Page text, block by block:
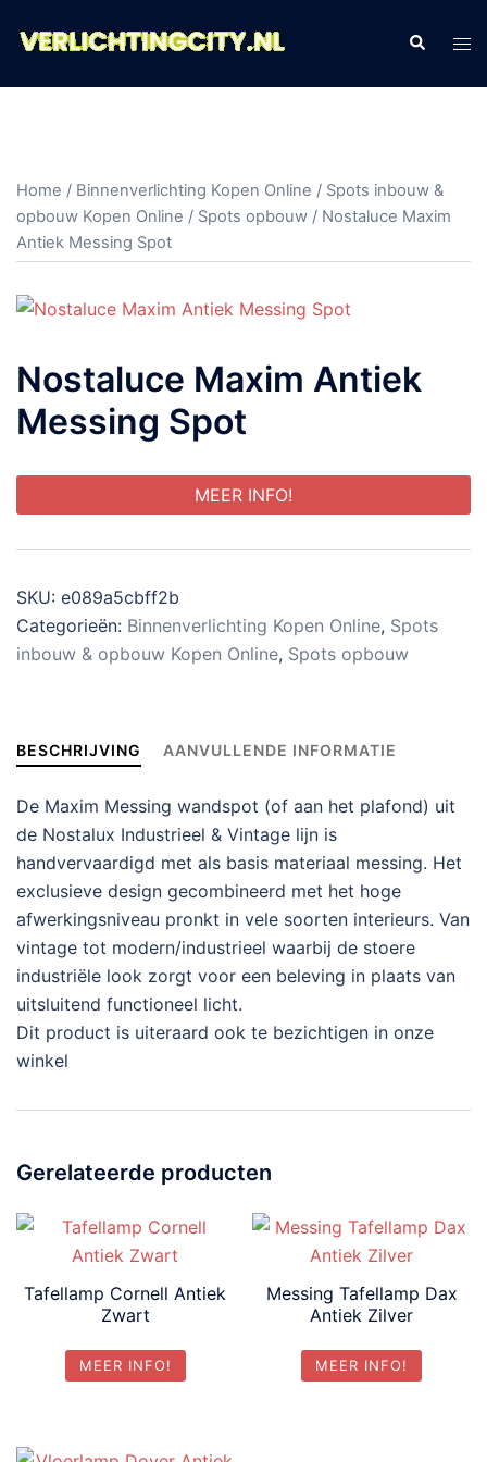
naar
Zoeken
Home / Binnenverlichting Kopen Online / Spots inbouw &
opbouw Kopen Online / Spots opbouw / Nostaluce Maxim
Antiek Messing Spot
Nostaluce Maxim Antiek
Messing Spot
MEER INFO!
SKU: e089a5cbff2b
Categorieën: Binnenverlichting Kopen Online, Spots
inbouw & opbouw Kopen Online, Spots opbouw
BESCHRIJVING AANVULLENDE INFORMATIE
De Maxim Messing wandspot (of aan het plafond) uit
de Nostalux Industrieel & Vintage lijn is
handvervaardigd met als basis materiaal messing. Het
exclusieve design gecombineerd met het hoge
afwerkingsniveau pronkt in vele soorten interieurs. Van
vintage tot modern/industrieel waarbij de stoere
industriële look zorgt voor een beleving in plaats van
uitsluitend functioneel licht.
Dit product is uiteraard ook te bezichtigen in onze
winkel
Gerelateerde producten
Tafellamp Cornell Antiek
Zwart
MEER INFO!
Messing Tafellamp Dax
Antiek Zilver
MEER INFO!